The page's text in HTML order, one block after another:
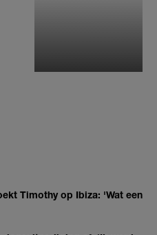
Timothy op Ibiza: 'Wat een